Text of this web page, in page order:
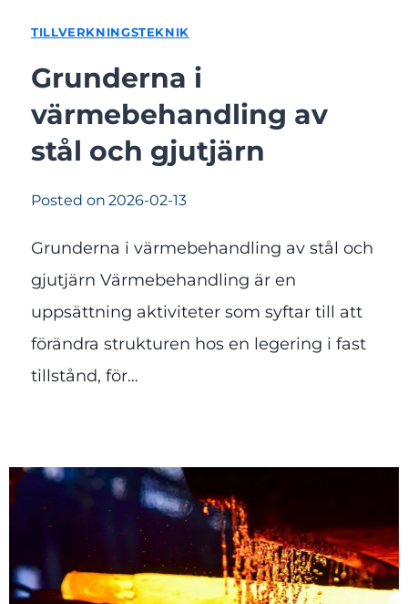
TILLVERKNINGSTEKNIK
Grunderna i
värmebehandling av
stål och gjutjärn
Posted on 2026-02-13
Grunderna i värmebehandling av stål och
gjutjärn Värmebehandling är en
uppsättning aktiviteter som syftar till att
förändra strukturen hos en legering i fast
tillstånd, för…